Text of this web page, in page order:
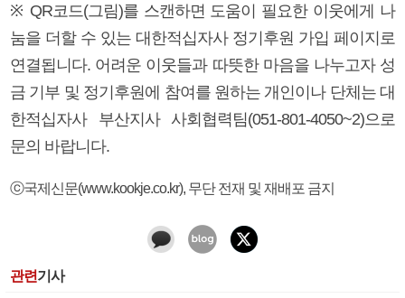
※ QR코드(그림)를 스캔하면 도움이 필요한 이웃에게 나
눔을 더할 수 있는 대한적십자사 정기후원 가입 페이지로
연결됩니다. 어려운 이웃들과 따뜻한 마음을 나누고자 성
금 기부 및 정기후원에 참여를 원하는 개인이나 단체는 대
한적십자사 부산지사 사회협력팀(051-801-4050~2)으로
문의 바랍니다.
ⓒ국제신문(www.kookje.co.kr), 무단 전재 및 재배포 금지
관련기사